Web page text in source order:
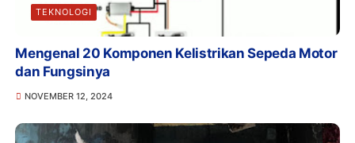
TEKNOLOGI
Mengenal 20 Komponen Kelistrikan Sepeda Motor
dan Fungsinya
NOVEMBER 12, 2024